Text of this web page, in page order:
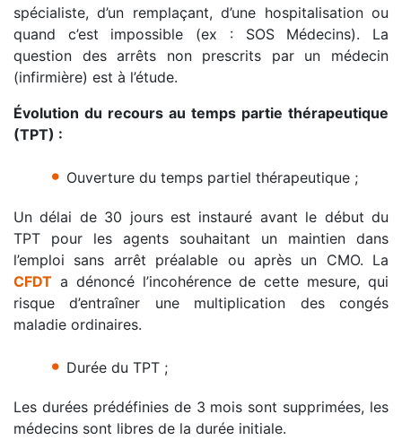
spécialiste, d’un remplaçant, d’une hospitalisation ou
quand c’est impossible (ex : SOS Médecins). La
question des arrêts non prescrits par un médecin
(infirmière) est à l’étude.
Évolution du recours au temps partie thérapeutique
(TPT) :
• Ouverture du temps partiel thérapeutique ;
Un délai de 30 jours est instauré avant le début du
TPT pour les agents souhaitant un maintien dans
l’emploi sans arrêt préalable ou après un CMO. La
CFDT a dénoncé l’incohérence de cette mesure, qui
risque d’entraîner une multiplication des congés
maladie ordinaires.
• Durée du TPT ;
Les durées prédéfinies de 3 mois sont supprimées, les
médecins sont libres de la durée initiale.